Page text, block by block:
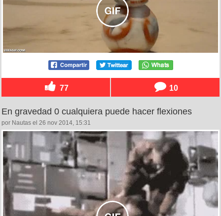
77 10
En gravedad 0 cualquiera puede hacer flexiones
por Nautas el 26 nov 2014, 15:31